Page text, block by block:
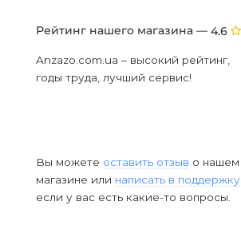
Рейтинг нашего магазина — 4.6
Anzazo.com.ua – высокий рейтинг,
годы труда, лучший сервис!
Вы можете оставить отзыв о нашем
магазине или написать в поддержку
если у вас есть какие-то вопросы.